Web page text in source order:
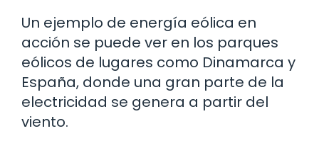
Un ejemplo de energía eólica en
acción se puede ver en los parques
eólicos de lugares como Dinamarca y
España, donde una gran parte de la
electricidad se genera a partir del
viento.